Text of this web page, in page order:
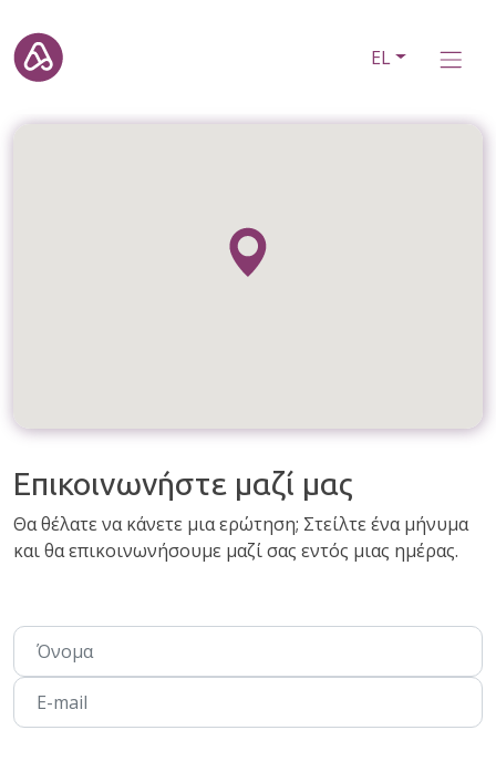
EL
Επικοινωνήστε μαζί μας
Θα θέλατε να κάνετε μια ερώτηση; Στείλτε ένα μήνυμα
και θα επικοινωνήσουμε μαζί σας εντός μιας ημέρας.